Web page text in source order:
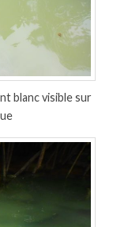
blanc visible sur